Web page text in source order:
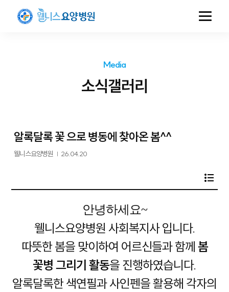
Media
소식갤러리
알록달록 꽃 으로 병동에 찾아온 봄^^
웰니스요양병원 | 26.04.20
안녕하세요~
웰니스요양병원 사회복지사 입니다.
따뜻한 봄을 맞이하여 어르신들과 함께 봄
꽃병 그리기 활동을 진행하였습니다.
알록달록한 색연필과 사인펜을 활용해 각자의